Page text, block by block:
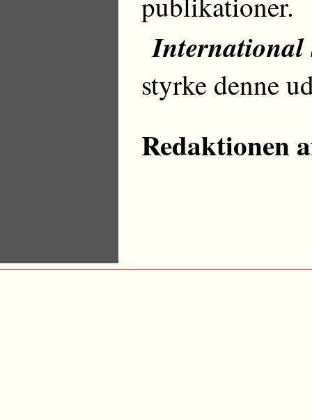
International
styrke denne
Redaktionen